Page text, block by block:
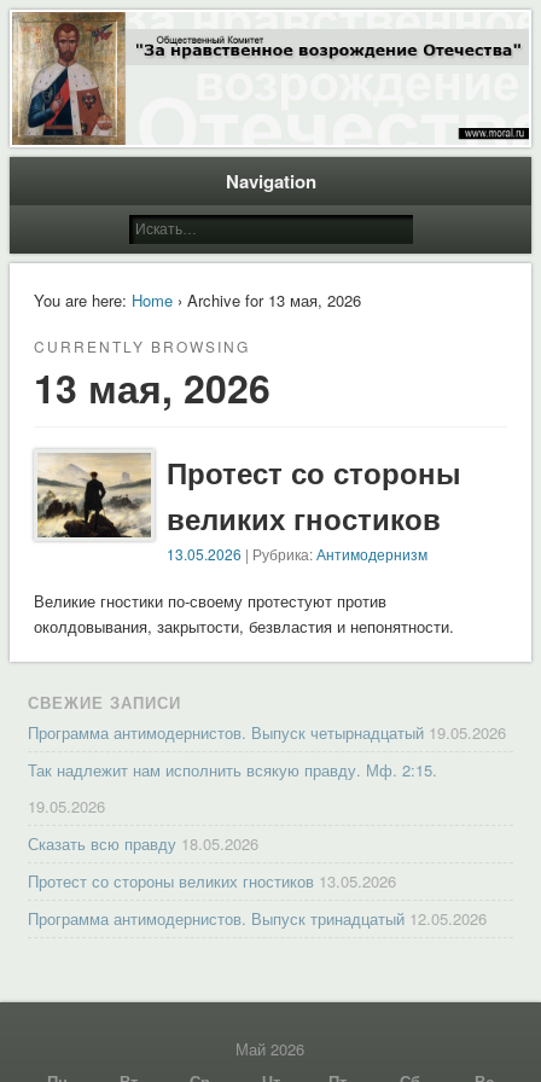
Moral.Ru
Общественный Комитет "За нравственное возрождение Отечества"
Navigation
You are here: Home› Archive for 13 мая, 2026
CURRENTLY BROWSING
13 мая, 2026
Протест со стороны
великих гностиков
13.05.2026 | Рубрика:Антимодернизм
Великие гностики по-своему протестуют против
околдовывания, закрытости, безвластия и непонятности.
СВЕЖИЕ ЗАПИСИ
Программа антимодернистов. Выпуск четырнадцатый 19.05.2026
Так надлежит нам исполнить всякую правду. Мф. 2:15.
19.05.2026
Сказать всю правду 18.05.2026
Протест со стороны великих гностиков 13.05.2026
Программа антимодернистов. Выпуск тринадцатый 12.05.2026
Май 2026